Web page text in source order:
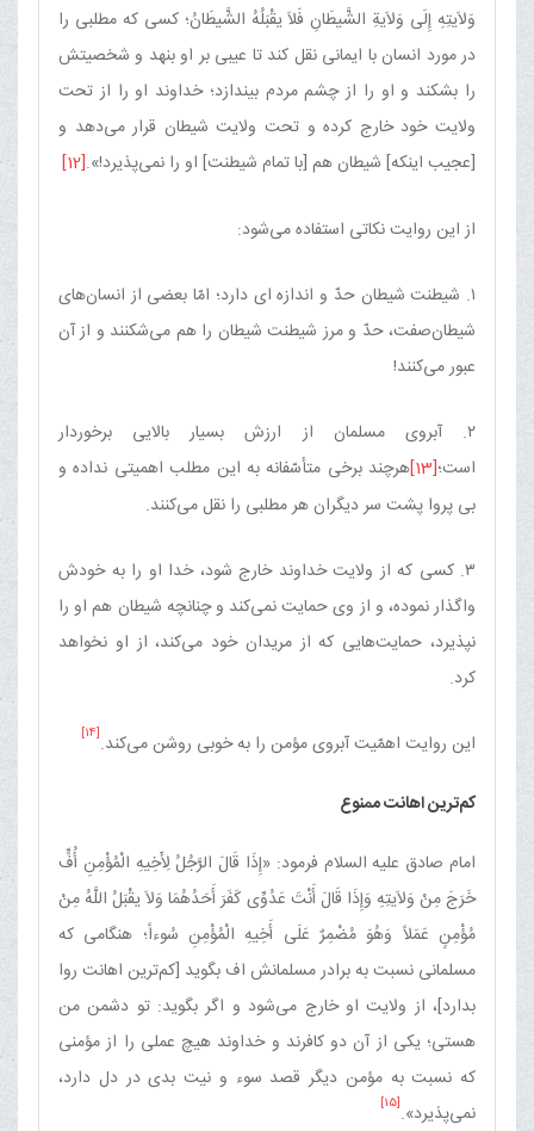
وَلاَیتِهِ إِلَی وَلاَیةِ الشَّیطَانِ فَلاَ یقْبَلُهُ الشَّیطَانُ؛ كسی كه مطلبی را
در مورد انسان با ایمانی نقل كند تا عیبی بر او بنهد و شخصیتش
را بشكند و او را از چشم مردم بیندازد؛ خداوند او را از تحت
ولایت خود خارج كرده و تحت ولایت شیطان قرار می‌دهد و
[عجیب اینكه] شیطان هم [با تمام شیطنت] او را نمی‌پذیرد!».[12]
از این روایت نكاتی استفاده می‌شود:
۱. شیطنت شیطان حدّ و اندازه ای دارد؛ امّا بعضی از انسان‌های
شیطان‌صفت، حدّ و مرز شیطنت شیطان را هم می‌شكنند و از آن
عبور می‌كنند!
۲. آبروی مسلمان از ارزش بسیار بالایی برخوردار
است؛[13]هرچند برخی متأسّفانه به این مطلب اهمیتی نداده و
بی پروا پشت سر دیگران هر مطلبی را نقل می‌كنند.
۳. كسی كه از ولایت خداوند خارج شود، خدا او را به خودش
واگذار نموده، و از وی حمایت نمی‌كند و چنانچه شیطان هم او را
نپذیرد، حمایت‌هایی كه از مریدان خود می‌كند، از او نخواهد
كرد.
این روایت اهمّیت آبروی مؤمن را به خوبی روشن می‌كند.[14]
كم‌ترین اهانت ممنوع
امام صادق علیه السلام فرمود: «إِذَا قَالَ الرَّجُلُ لِأَخِیهِ الْمُؤْمِنِ أُفٍّ
خَرَجَ مِنْ وَلاَیتِهِ وَإِذَا قَالَ أَنْتَ عَدُوِّی كَفَرَ أَحَدُهُمَا وَلاَ یقْبَلُ اللَّهُ مِنْ
مُؤْمِنٍ عَمَلاً وَهُوَ مُضْمِرٌ عَلَی أَخِیهِ الْمُؤْمِنِ سُوءاً؛ هنگامی كه
مسلمانی نسبت به برادر مسلمانش اف بگوید [كم‌ترین اهانت روا
بدارد]، از ولایت او خارج می‌شود و اگر بگوید: تو دشمن من
هستی؛ یكی از آن دو كافرند و خداوند هیچ عملی را از مؤمنی
كه نسبت به مؤمن دیگر قصد سوء و نیت بدی در دل دارد،
نمی‌پذیرد».[15]